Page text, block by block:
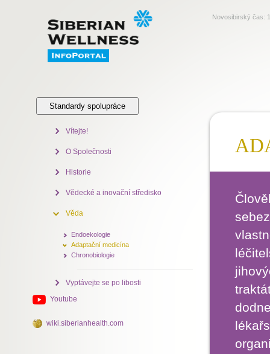
Novosibirský čas:
Standardy spolupráce
Vítejte!
O Společnosti
Historie
Vědecké a inovační středisko
Věda
Endoekologie
Adaptační medicína
Chronobiologie
Vyptávejte se po libosti
Youtube
wiki.siberianhealth.com